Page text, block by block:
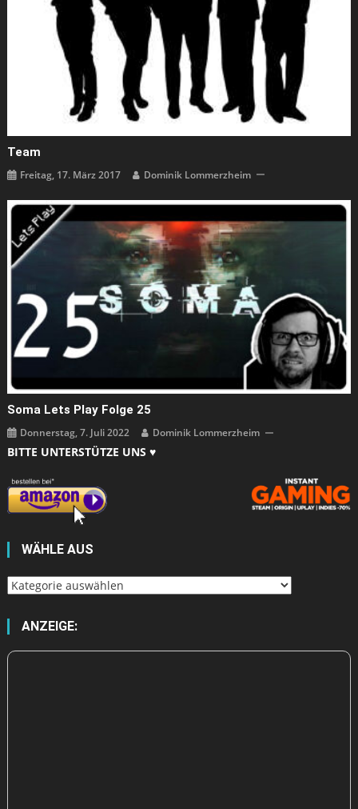
Team
Freitag, 17. März 2017 Dominik Lommerzheim
Soma Lets Play Folge 25
Donnerstag, 7. Juli 2022 Dominik Lommerzheim
BITTE UNTERSTÜTZE UNS ♥
WÄHLE AUS
Wähle
ANZEIGE: